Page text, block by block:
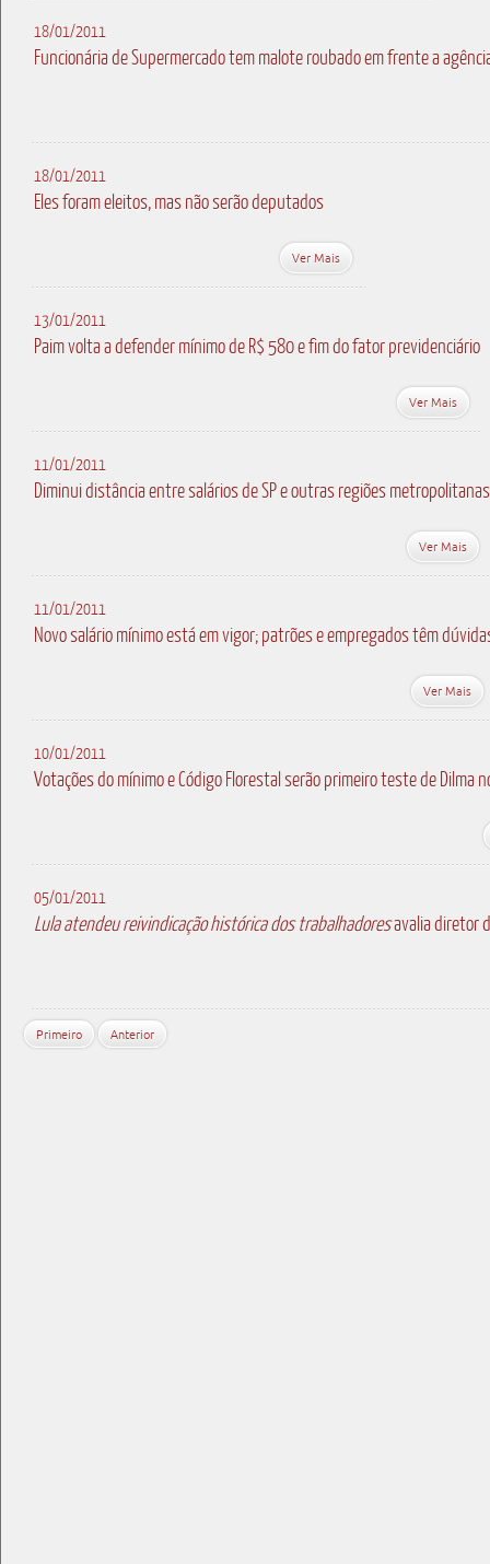
18/01/2011
Funcionária de Supermercado tem malote roubado em frente a
18/01/2011
Eles foram eleitos, mas não serão deputados
Ver Mais
13/01/2011
Paim volta a defender mínimo de R$ 580 e fim do fator previdenciário
Ver Mais
11/01/2011
Diminui distância entre salários de SP e outras regiões metropolitanas
Ver Mais
11/01/2011
Novo salário mínimo está em vigor; patrões e empregados têm
Ver Mais
10/01/2011
Votações do mínimo e Código Florestal serão primeiro teste de Dilma
05/01/2011
Lula atendeu reivindicação histórica dos trabalhadoresavalia diretor
Primeiro Anterior